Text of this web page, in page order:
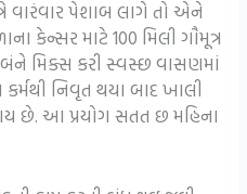
વારંવાર પેશાબ લાગે તો એને
કેન્સર માટે 100 મિલી ગૌમૂત્ર
મિક્સ કરી સ્વસ્છ વાસણમાં
નિવૃત થયા બાદ ખાલી
છે. આ પ્રયોગ સતત છ મહિના